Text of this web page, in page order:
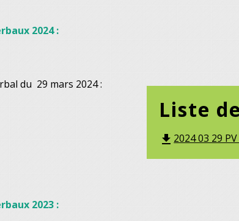
2024 :
du 29 mars 2024 :
Liste
file_download2024 03 29
2023 :